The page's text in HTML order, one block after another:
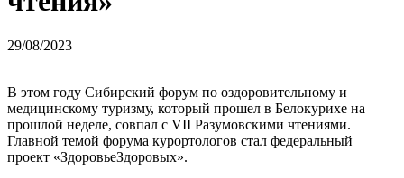
29/08/2023
В этом году Сибирский форум по оздоровительному и
медицинскому туризму, который прошел в Белокурихе на
прошлой неделе, совпал с VII Разумовскими чтениями.
Главной темой форума курортологов стал федеральный
проект «ЗдоровьеЗдоровых».